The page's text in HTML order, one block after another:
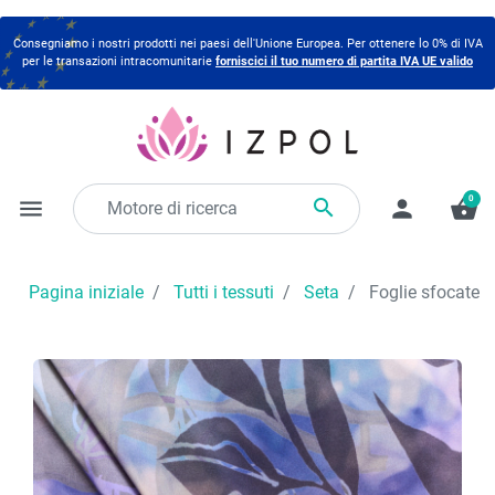
Consegniamo i nostri prodotti nei paesi dell'Unione Europea. Per ottenere lo 0% di IVA
per le transazioni intracomunitarie forniscici il tuo numero di partita IVA UE valido
menu  person shopping_basket
0
Pagina iniziale Tutti i tessuti Seta Foglie sfocate